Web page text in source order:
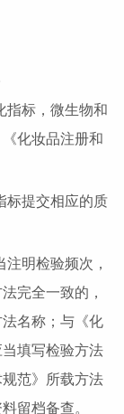
指标，微生物和
化妆品注册和
标提交相应的质
明检验频次，
完全一致的，
名称；与《化
填写检验方法
范》所载方法
留档备查。